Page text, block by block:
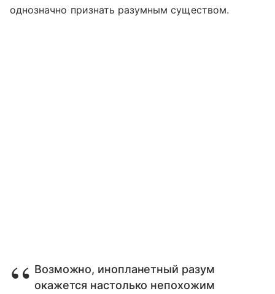
однозначно признать разумным существом.
Возможно, инопланетный разум
окажется настолько непохожим